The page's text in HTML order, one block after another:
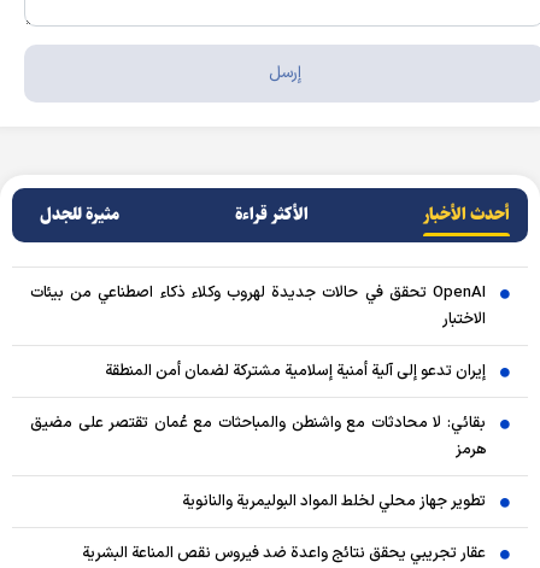
أحدث الأخبار الأکثر قراءة مثيرة للجدل
OpenAI تحقق في حالات جديدة لهروب وكلاء ذكاء اصطناعي من بيئات
الاختبار
إيران تدعو إلى آلية أمنية إسلامية مشتركة لضمان أمن المنطقة
بقائي: لا محادثات مع واشنطن والمباحثات مع عُمان تقتصر على مضيق
هرمز
تطوير جهاز محلي لخلط المواد البوليمرية والنانوية
عقار تجريبي يحقق نتائج واعدة ضد فيروس نقص المناعة البشرية